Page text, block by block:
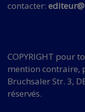
contacter:
COPYRIGHT pour
mention contraire,
Bruchsaler Str. 3,
réservés.